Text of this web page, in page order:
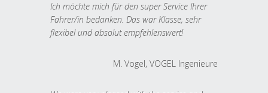
Ich möchte mich für den super Service Ihrer
Fahrer/in bedanken. Das war Klasse, sehr
flexibel und absolut empfehlenswert!
M. Vogel, VOGEL Ingenieure